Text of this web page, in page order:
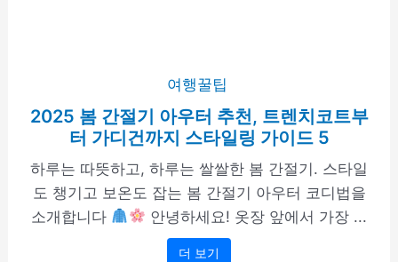
여행꿀팁
2025 봄 간절기 아우터 추천, 트렌치코트부
터 가디건까지 스타일링 가이드 5
하루는 따뜻하고, 하루는 쌀쌀한 봄 간절기. 스타일
도 챙기고 보온도 잡는 봄 간절기 아우터 코디법을
소개합니다
안녕하세요! 옷장 앞에서 가장 ...
더 보기